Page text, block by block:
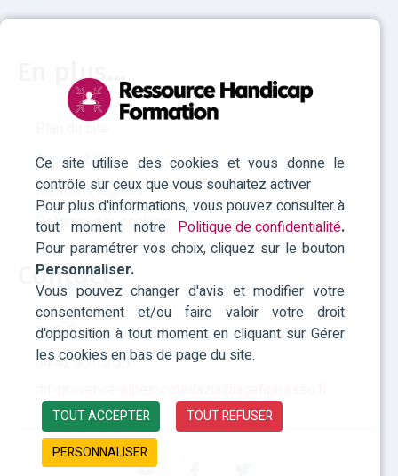
Ce site utilise des cookies et vous donne le
contrôle sur ceux que vous souhaitez activer
Pour plus d'informations, vous pouvez consulter à
tout moment notre Politique de confidentialité.
Pour paramétrer vos choix, cliquez sur le bouton
Personnaliser.
Vous pouvez changer d'avis et modifier votre
consentement et/ou faire valoir votre droit
d'opposition à tout moment en cliquant sur Gérer
les cookies en bas de page du site.
TOUT ACCEPTER
TOUT REFUSER
PERSONNALISER
En plus...
Plan du site
Accessibilité
Mentions légales
Politique des cookies
Contact
RHF Paca
04 42 93 15 50